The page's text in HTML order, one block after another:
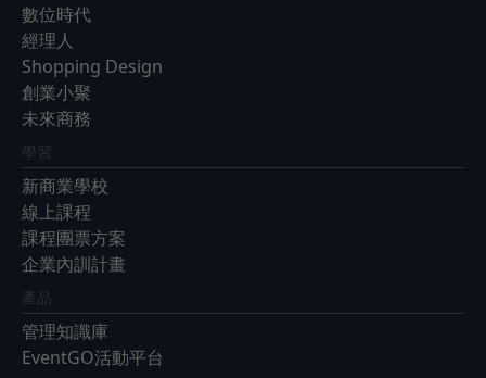
數位時代
經理人
Shopping Design
創業小聚
未來商務
學習
新商業學校
線上課程
課程團票方案
企業內訓計畫
產品
管理知識庫
EventGO活動平台